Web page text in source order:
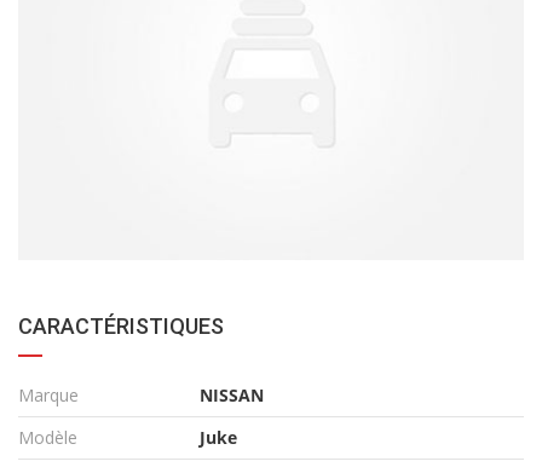
CARACTÉRISTIQUES
Marque
NISSAN
Modèle
Juke